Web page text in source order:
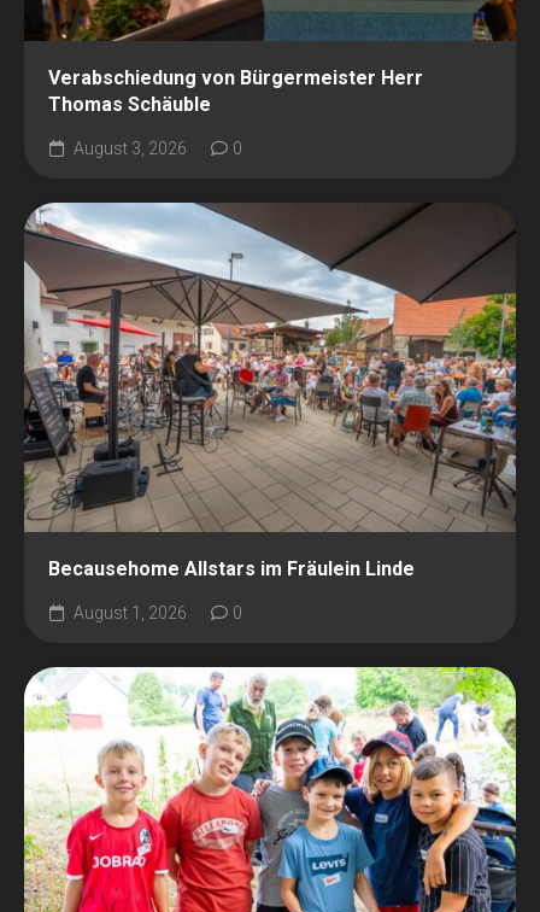
Verabschiedung von Bürgermeister Herr
Thomas Schäuble
August 3, 2026 0
Becausehome Allstars im Fräulein Linde
August 1, 2026 0